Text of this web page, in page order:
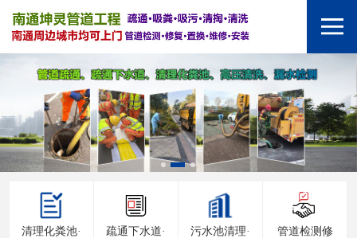
清理化粪池·
疏通下水道·
污水池清理·
管道检测修